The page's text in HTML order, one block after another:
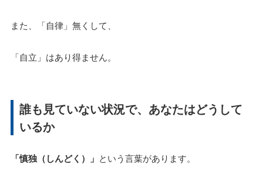
また、「自律」無くして、
「自立」はあり得ません。
誰も見ていない状況で、あなたはどうして
いるか
「慎独（しんどく）」 という言葉があります。